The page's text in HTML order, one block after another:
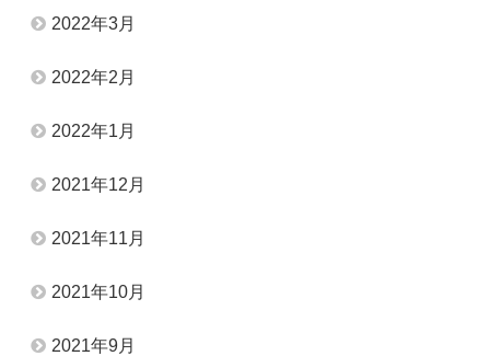
2022年3月
2022年2月
2022年1月
2021年12月
2021年11月
2021年10月
2021年9月